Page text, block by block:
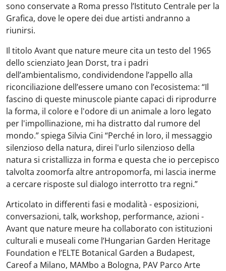
sono conservate a Roma presso l’Istituto Centrale per la
Grafica, dove le opere dei due artisti andranno a
riunirsi.
Il titolo Avant que nature meure cita un testo del 1965
dello scienziato Jean Dorst, tra i padri
dell’ambientalismo, condividendone l’appello alla
riconciliazione dell’essere umano con l’ecosistema: “Il
fascino di queste minuscole piante capaci di riprodurre
la forma, il colore e l'odore di un animale a loro legato
per l'impollinazione, mi ha distratto dal rumore del
mondo.” spiega Silvia Cini “Perché in loro, il messaggio
silenzioso della natura, direi l'urlo silenzioso della
natura si cristallizza in forma e questa che io percepisco
talvolta zoomorfa altre antropomorfa, mi lascia inerme
a cercare risposte sul dialogo interrotto tra regni.”
Articolato in differenti fasi e modalità - esposizioni,
conversazioni, talk, workshop, performance, azioni -
Avant que nature meure ha collaborato con istituzioni
culturali e museali come l’Hungarian Garden Heritage
Foundation e l’ELTE Botanical Garden a Budapest,
Careof a Milano, MAMbo a Bologna, PAV Parco Arte